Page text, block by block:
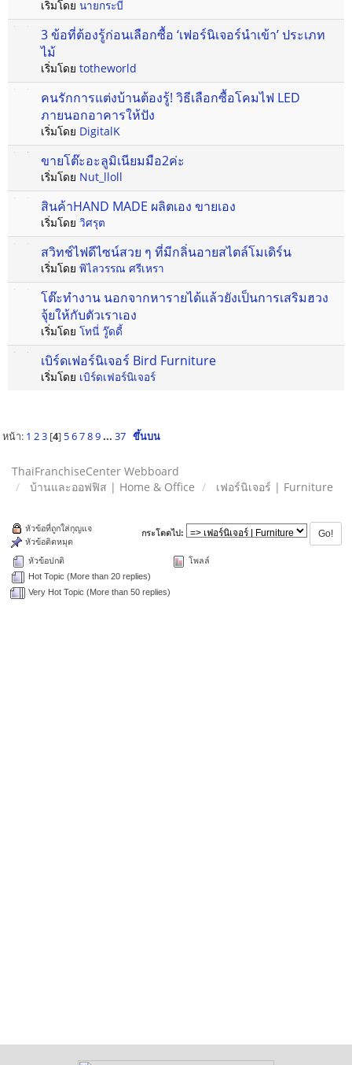
เริ่มโดย นายกระบี่
3 ข้อที่ต้องรู้ก่อนเลือกซื้อ ‘เฟอร์นิเจอร์นำเข้า’ ประเภท
ไม้
เริ่มโดย totheworld
คนรักการแต่งบ้านต้องรู้! วิธีเลือกซื้อโคมไฟ LED
ภายนอกอาคารให้ปัง
เริ่มโดย DigitalK
ขายโต๊ะอะลูมิเนียมมือ2ค่ะ
เริ่มโดย Nut_lloll
สินค้าHAND MADE ผลิตเอง ขายเอง
เริ่มโดย วิศรุต
สวิทช์ไฟดีไซน์สวย ๆ ที่มีกลิ่นอายสไตล์โมเดิร์น
เริ่มโดย พิไลวรรณ ศรีเหรา
โต๊ะทำงาน นอกจากหารายได้แล้วยังเป็นการเสริมฮวง
จุ้ยให้กับตัวเราเอง
เริ่มโดย โทนี่ วู๊ดดี้
เบิร์ดเฟอร์นิเจอร์ Bird Furniture
เริ่มโดย เบิร์ดเฟอร์นิเจอร์
หน้า: 1 2 3[4] 5 6 7 8 9 ... 37 ขึ้นบน
ThaiFranchiseCenter Webboard
บ้านและออฟฟิส | Home & Office
เฟอร์นิเจอร์ | Furniture
กระโดดไป:
หัวข้อปกติ
Hot Topic (More than 20 replies)
Very Hot Topic (More than 50 replies)
หัวข้อที่ถูกใส่กุญแจ
หัวข้อติดหมุด
โพลล์